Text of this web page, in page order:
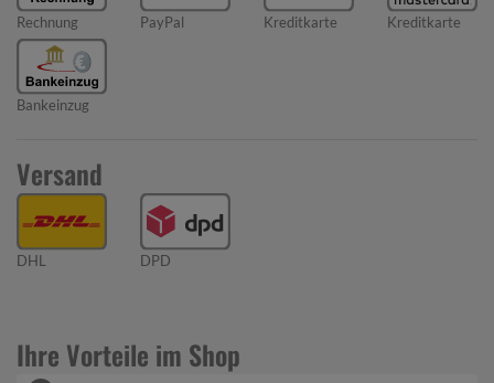
Rechnung PayPal Kreditkarte Kreditkarte
Bankeinzug
Versand
DHL DPD
Ihre Vorteile im Shop